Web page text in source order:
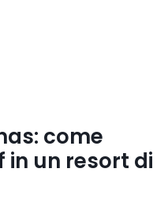
come
in un resort di